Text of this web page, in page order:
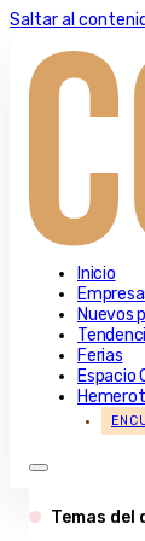
Saltar al
Inicio
Nuevos
Ferias
Espacio
Temas del